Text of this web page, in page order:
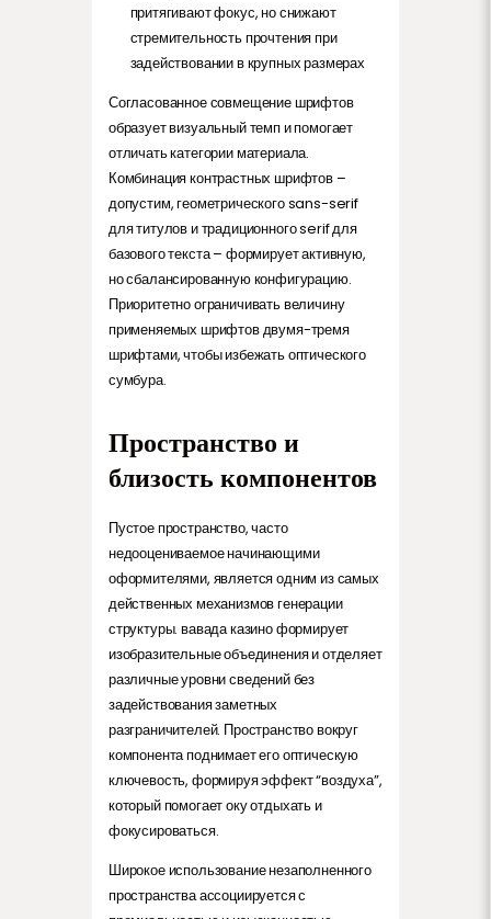
притягивают фокус, но снижают
стремительность прочтения при
задействовании в крупных размерах
Согласованное совмещение шрифтов
образует визуальный темп и помогает
отличать категории материала.
Комбинация контрастных шрифтов –
допустим, геометрического sans-serif
для титулов и традиционного serif для
базового текста – формирует активную,
но сбалансированную конфигурацию.
Приоритетно ограничивать величину
применяемых шрифтов двумя-тремя
шрифтами, чтобы избежать оптического
сумбура.
Пространство и
близость компонентов
Пустое пространство, часто
недооцениваемое начинающими
оформителями, является одним из самых
действенных механизмов генерации
структуры. вавада казино формирует
изобразительные объединения и отделяет
различные уровни сведений без
задействования заметных
разграничителей. Пространство вокруг
компонента поднимает его оптическую
ключевость, формируя эффект “воздуха”,
который помогает оку отдыхать и
фокусироваться.
Широкое использование незаполненного
пространства ассоциируется с